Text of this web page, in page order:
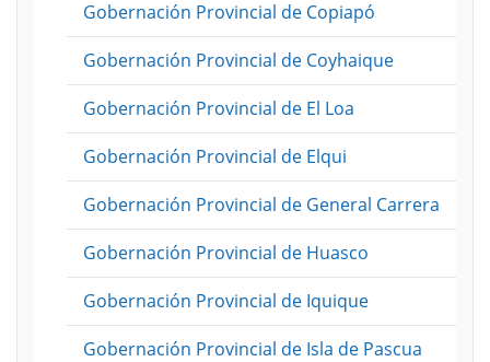
Gobernación Provincial de Copiapó
Gobernación Provincial de Coyhaique
Gobernación Provincial de El Loa
Gobernación Provincial de Elqui
Gobernación Provincial de General Carrera
Gobernación Provincial de Huasco
Gobernación Provincial de Iquique
Gobernación Provincial de Isla de Pascua